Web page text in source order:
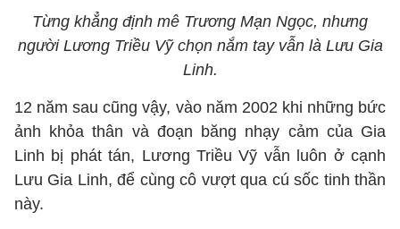
Từng khẳng định mê Trương Mạn Ngọc, nhưng
người Lương Triều Vỹ chọn nắm tay vẫn là Lưu Gia
Linh.
12 năm sau cũng vậy, vào năm 2002 khi những bức
ảnh khỏa thân và đoạn băng nhạy cảm của Gia
Linh bị phát tán, Lương Triều Vỹ vẫn luôn ở cạnh
Lưu Gia Linh, để cùng cô vượt qua cú sốc tinh thần
này.